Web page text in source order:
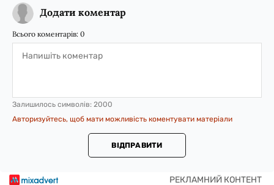
Додати коментар
Всього коментарів: 0
Залишилось символів: 2000
Авторизуйтесь, щоб мати можливість коментувати матеріали
ВІДПРАВИТИ